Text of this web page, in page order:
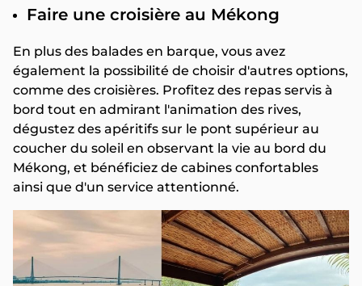
Faire une croisière au Mékong
En plus des balades en barque, vous avez
également la possibilité de choisir d'autres options,
comme des croisières. Profitez des repas servis à
bord tout en admirant l'animation des rives,
dégustez des apéritifs sur le pont supérieur au
coucher du soleil en observant la vie au bord du
Mékong, et bénéficiez de cabines confortables
ainsi que d'un service attentionné.